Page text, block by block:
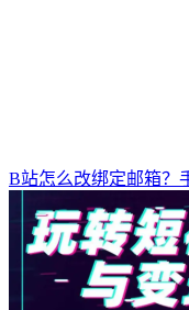
B站怎么改绑定邮箱？